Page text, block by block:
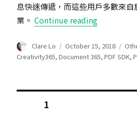
息快速傳遞，而這些用戶多數來
業。Continue reading“用行動提
Author
Clare Lo
Posted
on
October 15, 2018
Creativity365,Document 365,PDF SDK,
pagination
1